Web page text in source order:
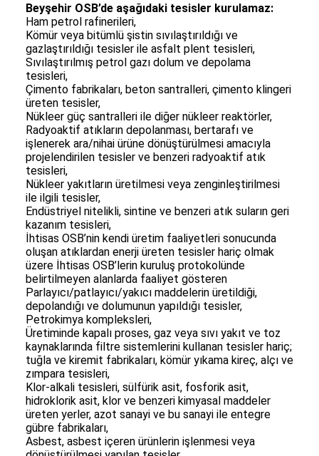
Beyşehir OSB’de aşağıdaki tesisler kurulamaz:
Ham petrol rafinerileri,
Kömür veya bitümlü şistin sıvılaştırıldığı ve
gazlaştırıldığı tesisler ile asfalt plent tesisleri,
Sıvılaştırılmış petrol gazı dolum ve depolama
tesisleri,
Çimento fabrikaları, beton santralleri, çimento klingeri
üreten tesisler,
Nükleer güç santralleri ile diğer nükleer reaktörler,
Radyoaktif atıkların depolanması, bertarafı ve
işlenerek ara/nihai ürüne dönüştürülmesi amacıyla
projelendirilen tesisler ve benzeri radyoaktif atık
tesisleri,
Nükleer yakıtların üretilmesi veya zenginleştirilmesi
ile ilgili tesisler,
Endüstriyel nitelikli, sintine ve benzeri atık suların geri
kazanım tesisleri,
İhtisas OSB’nin kendi üretim faaliyetleri sonucunda
oluşan atıklardan enerji üreten tesisler hariç olmak
üzere İhtisas OSB’lerin kuruluş protokolünde
belirtilmeyen alanlarda faaliyet gösteren
Parlayıcı/patlayıcı/yakıcı maddelerin üretildiği,
depolandığı ve dolumunun yapıldığı tesisler,
Petrokimya kompleksleri,
Üretiminde kapalı proses, gaz veya sıvı yakıt ve toz
kaynaklarında filtre sistemlerini kullanan tesisler hariç;
tuğla ve kiremit fabrikaları, kömür yıkama kireç, alçı ve
zımpara tesisleri,
Klor-alkali tesisleri, sülfürik asit, fosforik asit,
hidroklorik asit, klor ve benzeri kimyasal maddeler
üreten yerler, azot sanayi ve bu sanayi ile entegre
gübre fabrikaları,
Asbest, asbest içeren ürünlerin işlenmesi veya